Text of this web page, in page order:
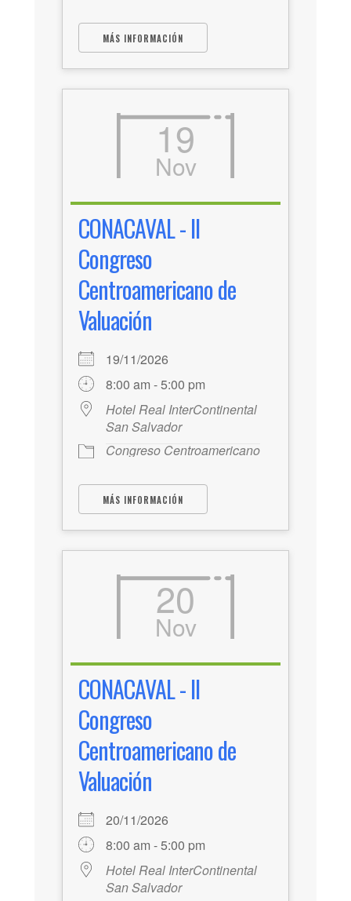
MÁS INFORMACIÓN
19
Nov
CONACAVAL - II
Congreso
Centroamericano de
Valuación
19/11/2026
8:00 am - 5:00 pm
Hotel Real InterContinental
San Salvador
Congreso Centroamericano
MÁS INFORMACIÓN
20
Nov
CONACAVAL - II
Congreso
Centroamericano de
Valuación
20/11/2026
8:00 am - 5:00 pm
Hotel Real InterContinental
San Salvador